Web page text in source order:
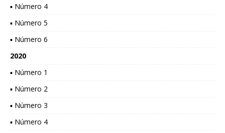
▪ Número 4
▪ Número 5
▪ Número 6
2020
▪ Número 1
▪ Número 2
▪ Número 3
▪ Número 4